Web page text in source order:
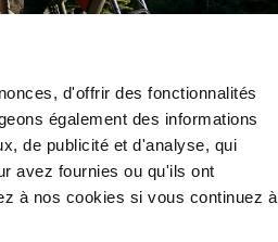
d'offrir des fonctionnalités
également des informations
de publicité et d'analyse, qui
avez fournies ou qu'ils ont
à nos cookies si vous continuez à